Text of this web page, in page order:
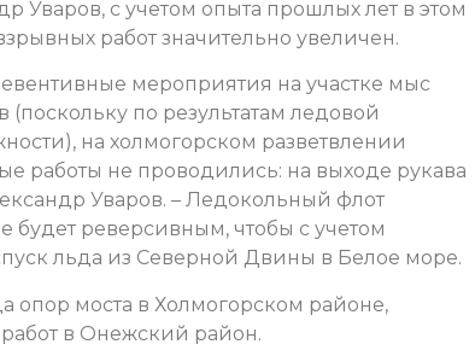
Уваров, с учетом опыта прошлых лет в этом
работ значительно увеличен.
мероприятия на участке мыс
по результатам ледовой
на холмогорском разветвлении
работы не проводились: на выходе рукава
Уваров. – Ледокольный флот
будет реверсивным, чтобы с учетом
льда из Северной Двины в Белое море.
опор моста в Холмогорском районе,
в Онежский район.